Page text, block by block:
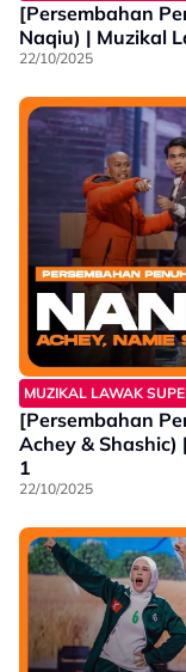
[Persembahan
Naqiu) | Muzikal
22/10/2025
MUZIKAL LAWAK
[Persembahan
Achey &
1
22/10/2025